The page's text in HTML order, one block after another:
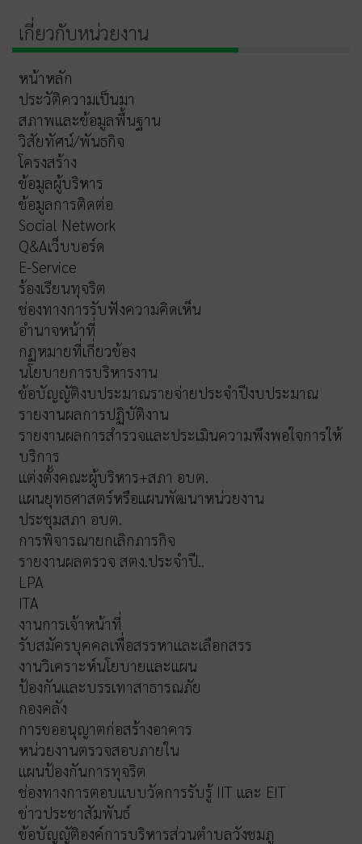
เกี่ยวกับหน่วยงาน
หน้าหลัก
ประวัติความเป็นมา
สภาพและข้อมูลพื้นฐาน
วิสัยทัศน์/พันธกิจ
โครงสร้าง
ข้อมูลผู้บริหาร
ข้อมูลการติดต่อ
Social Network
Q&Aเว็บบอร์ด
E-Service
ร้องเรียนทุจริต
ช่องทางการรับฟังความคิดเห็น
อำนาจหน้าที่
กฏหมายที่เกี่ยวข้อง
นโยบายการบริหารงาน
ข้อบัญญัติงบประมาณรายจ่ายประจำปีงบประมาณ
รายงานผลการปฏิบัติงาน
รายงานผลการสำรวจและประเมินความพึงพอใจการให้
บริการ
แต่งตั้งคณะผู้บริหาร+สภา อบต.
แผนยุทธศาสตร์หรือแผนพัฒนาหน่วยงาน
ประชุมสภา อบต.
การพิจารณายกเลิกภารกิจ
รายงานผลตรวจ สตง.ประจำปี..
LPA
ITA
งานการเจ้าหน้าที่
รับสมัครบุคคลเพื่อสรรหาและเลือกสรร
งานวิเคราะห์นโยบายและแผน
ป้องกันและบรรเทาสาธารณภัย
กองคลัง
การขออนุญาตก่อสร้างอาคาร
หน่วยงานตรวจสอบภายใน
แผนป้องกันการทุจริต
ช่องทางการตอบแบบวัดการรับรู้ IIT และ EIT
ข่าวประชาสัมพันธ์
ข้อบัญญัติองค์การบริหารส่วนตำบลวังชมภู